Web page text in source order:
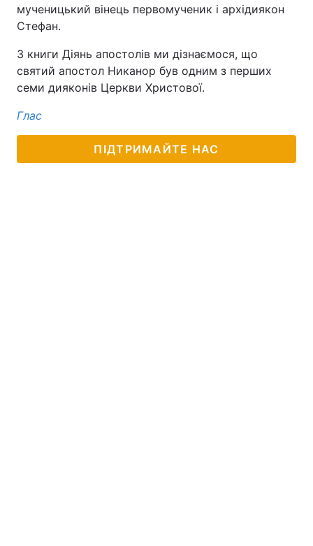
мученицький вінець первомученик і архідиякон
Стефан.
З книги Діянь апостолів ми дізнаємося, що
святий апостол Никанор був одним з перших
семи дияконів Церкви Христової.
Глас
ПІДТРИМАЙТЕ НАС